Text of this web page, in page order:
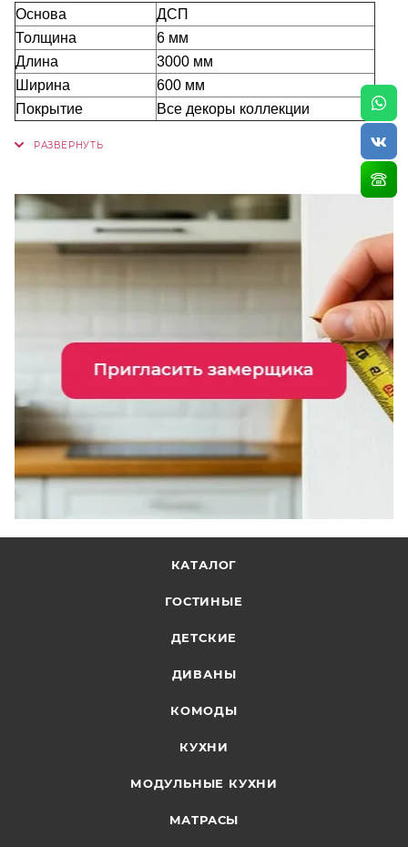
Основа
ДСП
Толщина
6 мм
Длина
3000 мм
Ширина
600 мм
Покрытие
Все декоры коллекции
КАТАЛОГ
ГОСТИНЫЕ
ДЕТСКИЕ
ДИВАНЫ
КОМОДЫ
КУХНИ
МОДУЛЬНЫЕ КУХНИ
МАТРАСЫ